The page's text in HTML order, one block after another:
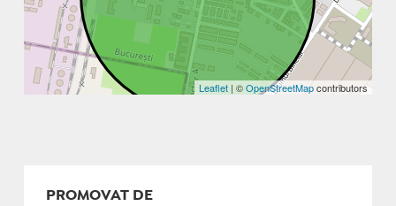
Leaflet | ©OpenStreetMapcontributors
PROMOVAT DE